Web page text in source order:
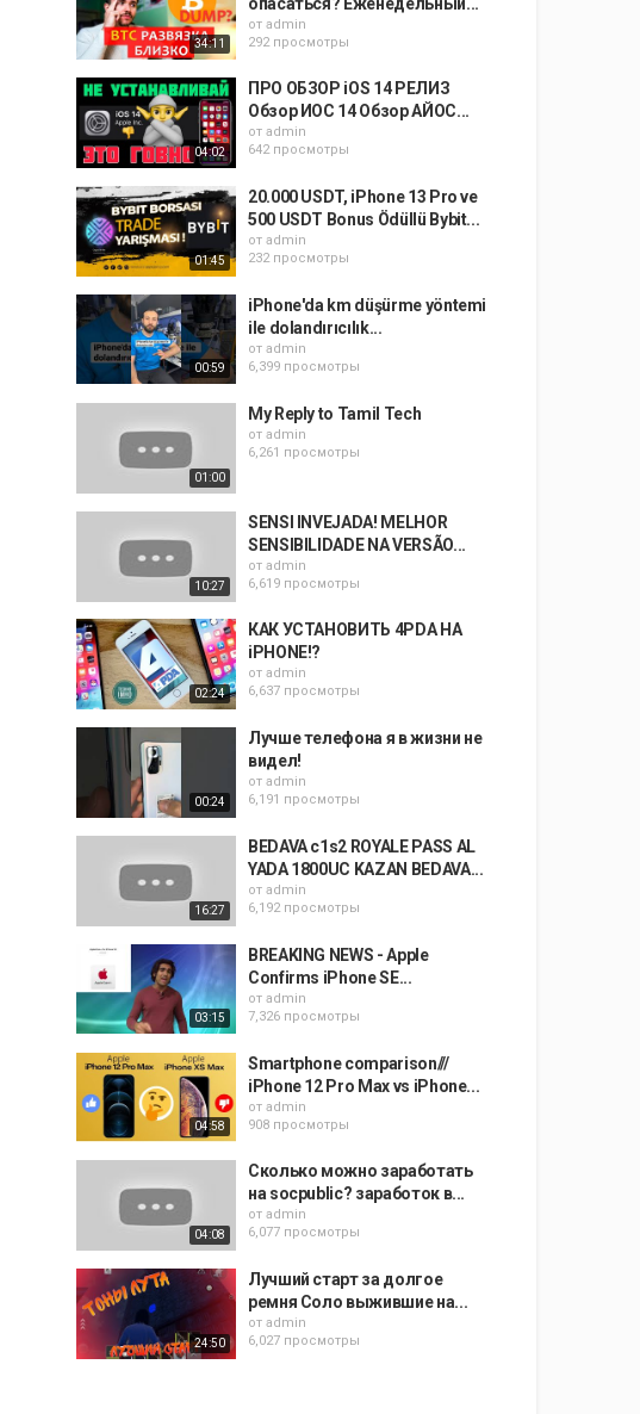
34:11
от admin
292 просмотры
04:02
ПРО ОБЗОР iOS 14 РЕЛИЗ
Обзор ИОС 14 Обзор АЙОС...
от admin
642 просмотры
01:45
20.000 USDT, iPhone 13 Pro ve
500 USDT Bonus Ödüllü Bybit...
от admin
232 просмотры
00:59
iPhone'da km düşürme yöntemi
ile dolandırıcılık...
от admin
6,399 просмотры
01:00
My Reply to Tamil Tech
от admin
6,261 просмотры
10:27
SENSI INVEJADA! MELHOR
SENSIBILIDADE NA VERSÃO...
от admin
6,619 просмотры
02:24
КАК УСТАНОВИТЬ 4PDA НА
iPHONE!?
от admin
6,637 просмотры
00:24
Лучше телефона я в жизни не
видел!
от admin
6,191 просмотры
16:27
BEDAVA c1s2 ROYALE PASS AL
YADA 1800UC KAZAN BEDAVA...
от admin
6,192 просмотры
03:15
BREAKING NEWS - Apple
Confirms iPhone SE...
от admin
7,326 просмотры
04:58
Smartphone comparison///
iPhone 12 Pro Max vs iPhone...
от admin
908 просмотры
04:08
Сколько можно заработать
на socpublic? заработок в...
от admin
6,077 просмотры
24:50
Лучший старт за долгое
ремня Соло выжившие на...
от admin
6,027 просмотры